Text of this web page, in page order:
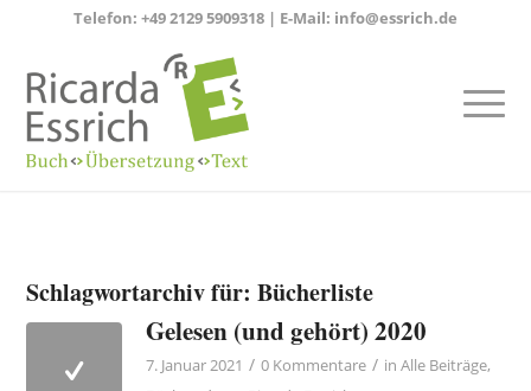
Telefon: +49 2129 5909318 | E-Mail: info@essrich.de
Schlagwortarchiv für:Bücherliste
Gelesen (und gehört) 2020
7. Januar 2021 / 0 Kommentare / inAlle Beiträge,